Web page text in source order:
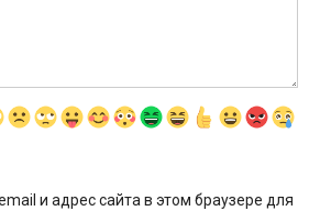
и адрес сайта в этом браузере для